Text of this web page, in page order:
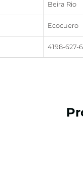
Beira Rio
Ecocuero
4198-627-